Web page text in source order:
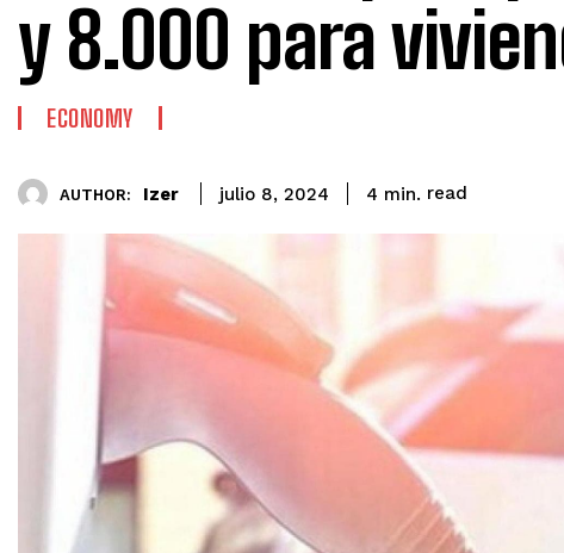
y 8.000 para
ECONOMY
AUTHOR: Izer julio 8, 2024 4 min. read